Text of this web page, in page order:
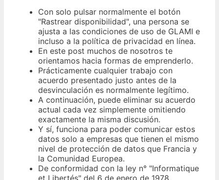
Con solo pulsar normalmente el botón
"Rastrear disponibilidad", una persona se
ajusta a las condiciones de uso de GLAMI e
incluso a la política de privacidad en línea.
En este post muchos de nosotros te
orientamos hacia formas de emprenderlo.
Prácticamente cualquier trabajo con
acuerdo presentado justo antes de la
desvinculación es normalmente legítimo.
A continuación, puede eliminar su acuerdo
actual cada vez simplemente omitiendo
exactamente la misma discusión.
Y sí, funciona para poder comunicar estos
datos solo a empresas que tienen el mismo
nivel de protección de datos que Francia y
la Comunidad Europea.
De conformidad con la ley n° "Informatique